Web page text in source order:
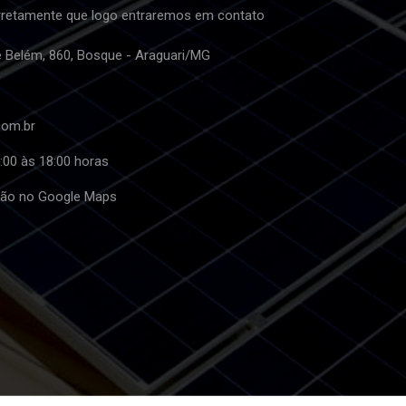
que logo entraremos em contato
860, Bosque - Araguari/MG
às 18:00 horas
no Google Maps